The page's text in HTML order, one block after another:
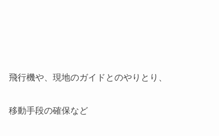
飛行機や、現地のガイドとのやりとり、
移動手段の確保など